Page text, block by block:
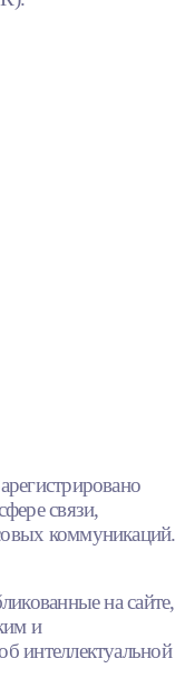
связи,
коммуникаций.
на сайте,
и
интеллектуальной